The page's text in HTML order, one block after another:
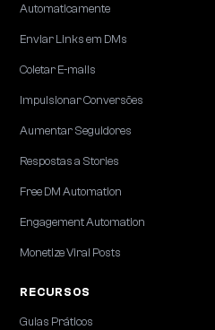
Automaticamente
Enviar Links em DMs
Coletar E-mails
Impulsionar Conversões
Aumentar Seguidores
Respostas a Stories
Free DM Automation
Engagement Automation
Monetize Viral Posts
RECURSOS
Guias Práticos